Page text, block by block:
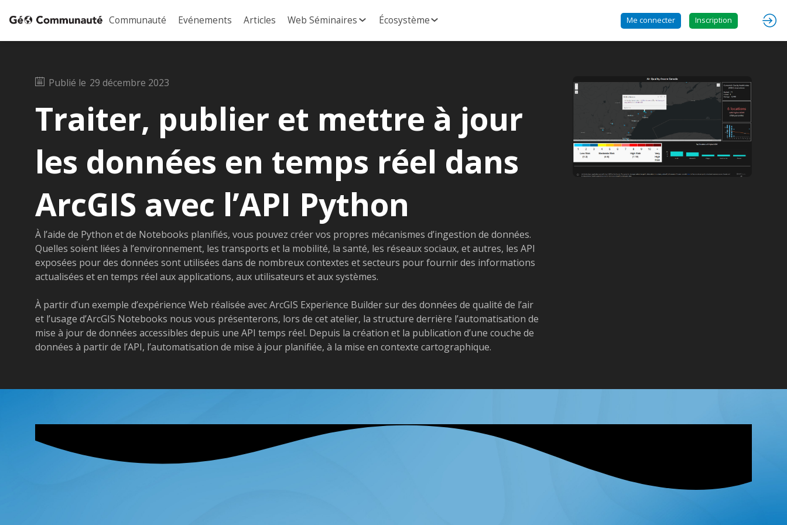
Communauté Evénements Articles Web Séminaires Écosystème Me connecter Inscription
Publié le 29 décembre 2023
Traiter, publier et mettre à jour
les données en temps réel dans
ArcGIS avec l’API Python
À l’aide de Python et de Notebooks planifiés, vous pouvez créer vos propres mécanismes d’ingestion de données.
Quelles soient liées à l’environnement, les transports et la mobilité, la santé, les réseaux sociaux, et autres, les API
exposées pour des données sont utilisées dans de nombreux contextes et secteurs pour fournir des informations
actualisées et en temps réel aux applications, aux utilisateurs et aux systèmes.
À partir d’un exemple d’expérience Web réalisée avec ArcGIS Experience Builder sur des données de qualité de l’air
et l’usage d’ArcGIS Notebooks nous vous présenterons, lors de cet atelier, la structure derrière l’automatisation de
mise à jour de données accessibles depuis une API temps réel. Depuis la création et la publication d’une couche de
données à partir de l’API, l’automatisation de mise à jour planifiée, à la mise en contexte cartographique.